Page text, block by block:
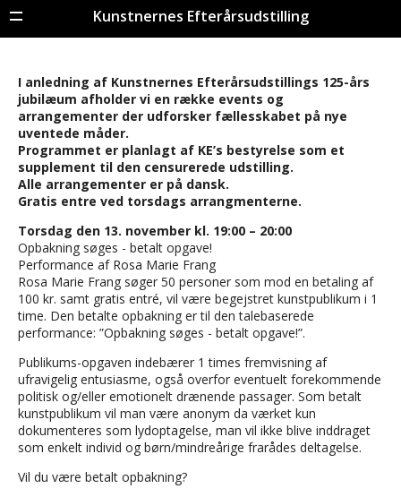
Kunstnernes Efterårsudstilling
I anledning af Kunstnernes Efterårsudstillings 125-års
jubilæum afholder vi en række events og
arrangementer der udforsker fællesskabet på nye
uventede måder.
Programmet er planlagt af KE’s bestyrelse som et
supplement til den censurerede udstilling.
Alle arrangementer er på dansk.
Gratis entre ved torsdags arrangmenterne.
Torsdag den 13. november kl. 19:00 – 20:00
Opbakning søges - betalt opgave!
Performance af Rosa Marie Frang
Rosa Marie Frang søger 50 personer som mod en betaling af
100 kr. samt gratis entré, vil være begejstret kunstpublikum i 1
time. Den betalte opbakning er til den talebaserede
performance: ”Opbakning søges - betalt opgave!”.
Publikums-opgaven indebærer 1 times fremvisning af
ufravigelig entusiasme, også overfor eventuelt forekommende
politisk og/eller emotionelt drænende passager. Som betalt
kunstpublikum vil man være anonym da værket kun
dokumenteres som lydoptagelse, man vil ikke blive inddraget
som enkelt individ og børn/mindreårige frarådes deltagelse.
Vil du være betalt opbakning?